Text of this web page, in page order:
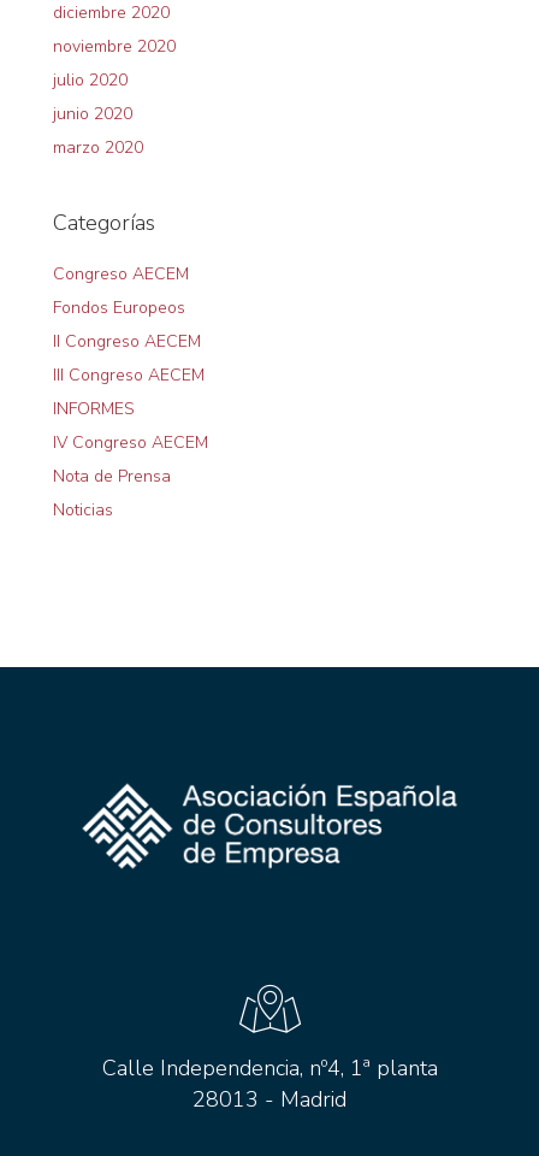
diciembre 2020
noviembre 2020
julio 2020
junio 2020
marzo 2020
Categorías
Congreso AECEM
Fondos Europeos
II Congreso AECEM
III Congreso AECEM
INFORMES
IV Congreso AECEM
Nota de Prensa
Noticias
Calle Independencia, nº4, 1ª planta
28013 - Madrid